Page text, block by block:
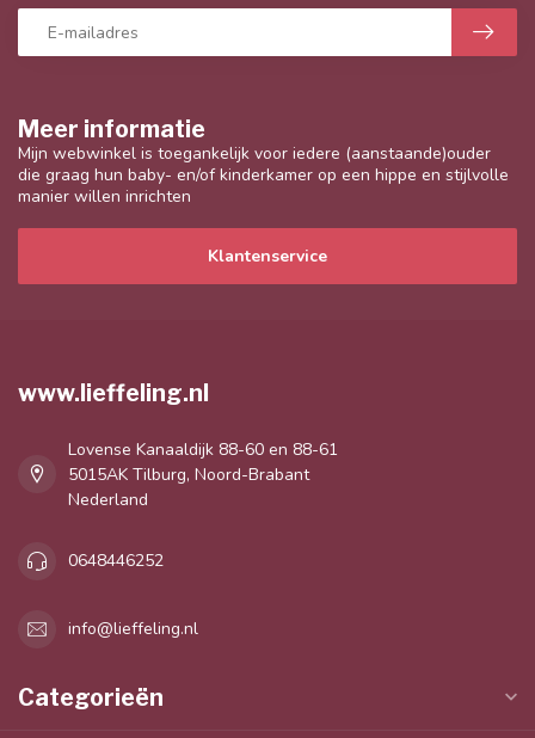
Meer informatie
Mijn webwinkel is toegankelijk voor iedere (aanstaande)ouder
die graag hun baby- en/of kinderkamer op een hippe en stijlvolle
manier willen inrichten
Klantenservice
www.lieffeling.nl
Lovense Kanaaldijk 88-60 en 88-61
5015AK Tilburg, Noord-Brabant
Nederland
0648446252
info@lieffeling.nl
Categorieën